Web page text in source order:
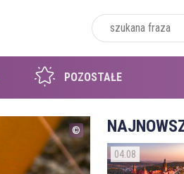
POZOSTAŁE
04.08